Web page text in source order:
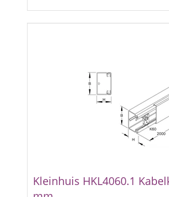
Kleinhuis HKL4060.1